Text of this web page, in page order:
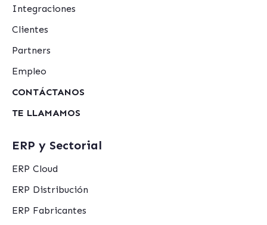
Integraciones
Clientes
Partners
Empleo
CONTÁCTANOS
TE LLAMAMOS
ERP y Sectorial
ERP Cloud
ERP Distribución
ERP Fabricantes